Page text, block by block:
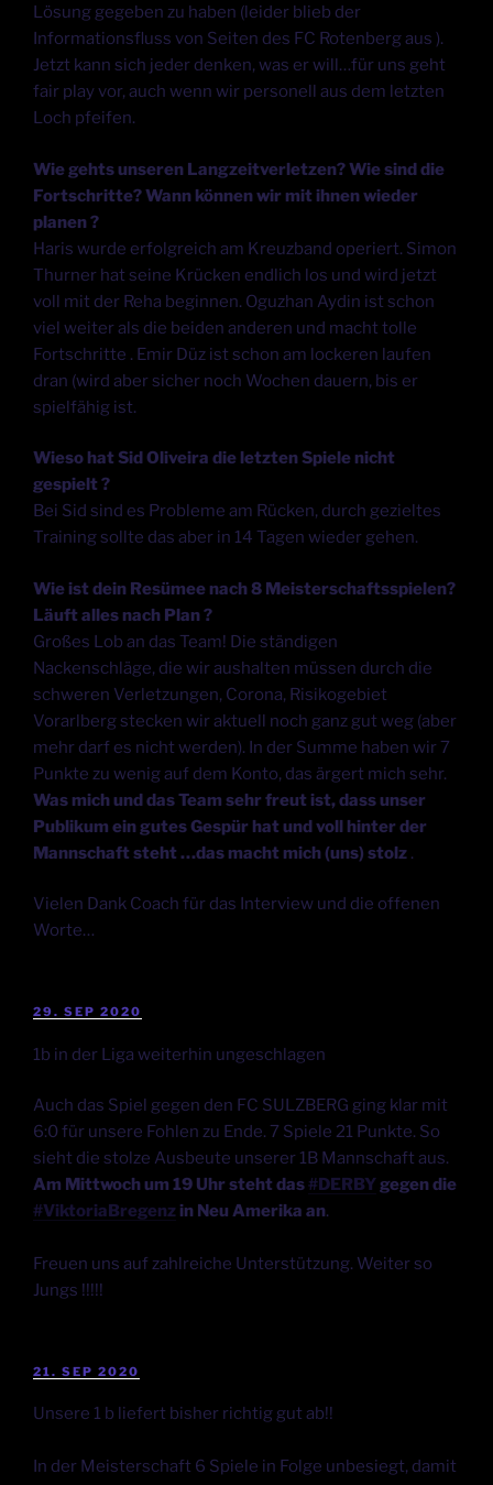
Lösung gegeben zu haben (leider blieb der
Informationsfluss von Seiten des FC Rotenberg aus ).
Jetzt kann sich jeder denken, was er will…für uns geht
fair play vor, auch wenn wir personell aus dem letzten
Loch pfeifen.
Wie gehts unseren Langzeitverletzen? Wie sind die
Fortschritte? Wann können wir mit ihnen wieder
planen ?
Haris wurde erfolgreich am Kreuzband operiert. Simon
Thurner hat seine Krücken endlich los und wird jetzt
voll mit der Reha beginnen. Oguzhan Aydin ist schon
viel weiter als die beiden anderen und macht tolle
Fortschritte . Emir Düz ist schon am lockeren laufen
dran (wird aber sicher noch Wochen dauern, bis er
spielfähig ist.
Wieso hat Sid Oliveira die letzten Spiele nicht
gespielt ?
Bei Sid sind es Probleme am Rücken, durch gezieltes
Training sollte das aber in 14 Tagen wieder gehen.
Wie ist dein Resümee nach 8 Meisterschaftsspielen?
Läuft alles nach Plan ?
Großes Lob an das Team! Die ständigen
Nackenschläge, die wir aushalten müssen durch die
schweren Verletzungen, Corona, Risikogebiet
Vorarlberg stecken wir aktuell noch ganz gut weg (aber
mehr darf es nicht werden). In der Summe haben wir 7
Punkte zu wenig auf dem Konto, das ärgert mich sehr.
Was mich und das Team sehr freut ist, dass unser
Publikum ein gutes Gespür hat und voll hinter der
Mannschaft steht …das macht mich (uns) stolz .
Vielen Dank Coach für das Interview und die offenen
Worte…
29. SEP 2020
1b in der Liga weiterhin ungeschlagen
Auch das Spiel gegen den FC SULZBERG ging klar mit
6:0 für unsere Fohlen zu Ende. 7 Spiele 21 Punkte. So
sieht die stolze Ausbeute unserer 1B Mannschaft aus.
Am Mittwoch um 19 Uhr steht das#DERBYgegen die
#ViktoriaBregenz in Neu Amerika an.
Freuen uns auf zahlreiche Unterstützung. Weiter so
Jungs !!!!!
21. SEP 2020
Unsere 1 b liefert bisher richtig gut ab!!
In der Meisterschaft 6 Spiele in Folge unbesiegt, damit